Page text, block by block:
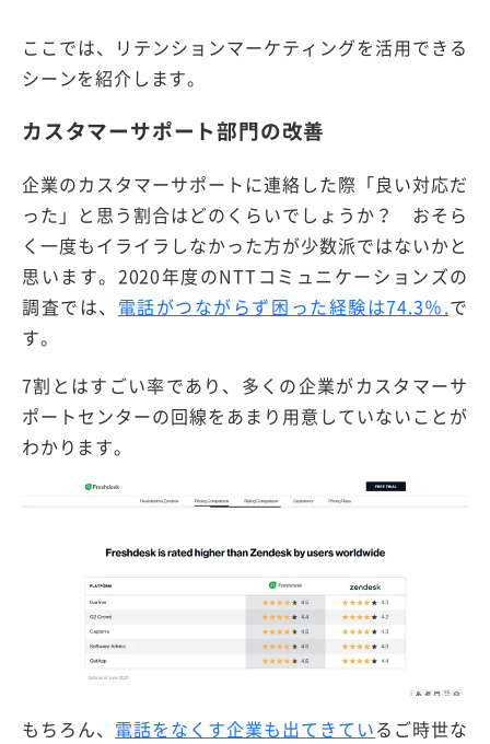
ここでは、リテンションマーケティングを活用できる
シーンを紹介します。
カスタマーサポート部門の改善
企業のカスタマーサポートに連絡した際「良い対応だ
った」と思う割合はどのくらいでしょうか？ おそら
く一度もイライラしなかった方が少数派ではないかと
思います。2020年度のNTTコミュニケーションズの
調査では、 電話がつながらず困った経験は74.3％.で
す。
7割とはすごい率であり、多くの企業がカスタマーサ
ポートセンターの回線をあまり用意していないことが
わかります。
もちろん、 電話をなくす企業も出てきているご時世な